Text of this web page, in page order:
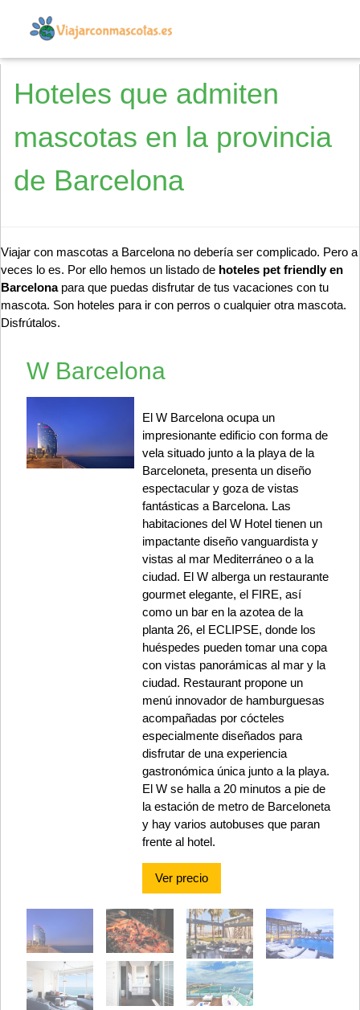
Hoteles que admiten
mascotas en la provincia
de Barcelona
Viajar con mascotas a Barcelona no debería ser complicado. Pero a
veces lo es. Por ello hemos un listado de hoteles pet friendly en
Barcelonapara que puedas disfrutar de tus vacaciones con tu
mascota. Son hoteles para ir con perros o cualquier otra mascota.
Disfrútalos.
W Barcelona
El W Barcelona ocupa un
impresionante edificio con forma de
vela situado junto a la playa de la
Barceloneta, presenta un diseño
espectacular y goza de vistas
fantásticas a Barcelona. Las
habitaciones del W Hotel tienen un
impactante diseño vanguardista y
vistas al mar Mediterráneo o a la
ciudad. El W alberga un restaurante
gourmet elegante, el FIRE, así
como un bar en la azotea de la
planta 26, el ECLIPSE, donde los
huéspedes pueden tomar una copa
con vistas panorámicas al mar y la
ciudad. Restaurant propone un
menú innovador de hamburguesas
acompañadas por cócteles
especialmente diseñados para
disfrutar de una experiencia
gastronómica única junto a la playa.
El W se halla a 20 minutos a pie de
la estación de metro de Barceloneta
y hay varios autobuses que paran
frente al hotel.
Ver precio